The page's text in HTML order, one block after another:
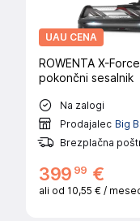
UAU CENA
ROWENTA X-
pokončni sesalnik
Na zalogi
Prodajalec Big
Brezplačna
399 99 €
ali od 10,55 € /